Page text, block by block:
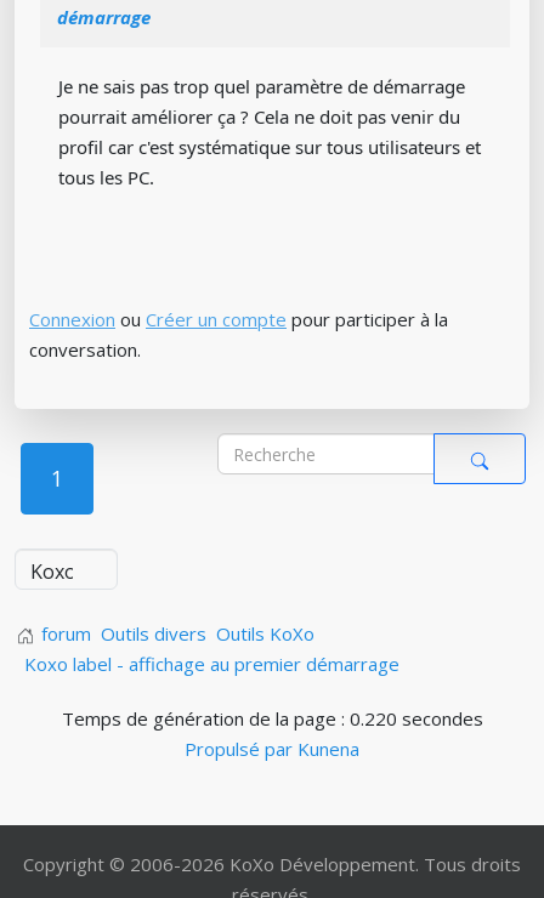
démarrage
Je ne sais pas trop quel paramètre de démarrage
pourrait améliorer ça ? Cela ne doit pas venir du
profil car c'est systématique sur tous utilisateurs et
tous les PC.
Connexion ou Créer un compte pour participer à la
conversation.
1
forum Outils divers Outils KoXo
Koxo label - affichage au premier démarrage
Temps de génération de la page : 0.220 secondes
Propulsé par Kunena
Copyright © 2006-2026 KoXo Développement. Tous droits